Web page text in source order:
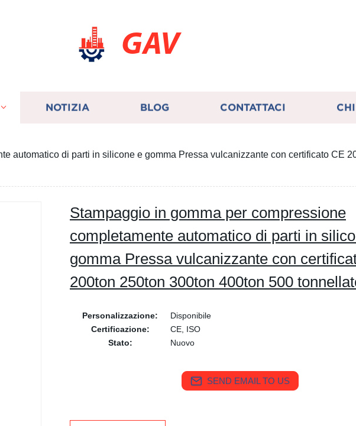
GAV
NOTIZIA BLOG CONTATTACI
automatico di parti in silicone e gomma Pressa vulcanizzante con certificato CE
Stampaggio in gomma per compressione
completamente automatico di parti in
gomma Pressa vulcanizzante con
200ton 250ton 300ton 400ton 500
Personalizzazione:
Disponibile
Certificazione:
CE, ISO
Stato:
Nuovo
SEND EMAIL TO US